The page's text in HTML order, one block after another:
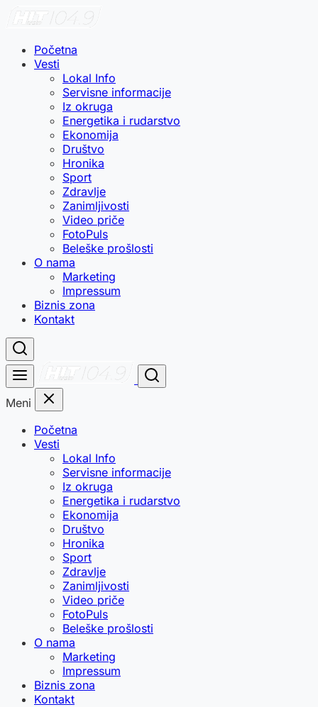
Početna
Vesti
Lokal Info
Servisne informacije
Iz okruga
Energetika i rudarstvo
Ekonomija
Društvo
Hronika
Sport
Zdravlje
Zanimljivosti
Video priče
FotoPuls
Beleške prošlosti
O nama
Marketing
Impressum
Biznis zona
Kontakt
Meni
Početna
Vesti
Lokal Info
Servisne informacije
Iz okruga
Energetika i rudarstvo
Ekonomija
Društvo
Hronika
Sport
Zdravlje
Zanimljivosti
Video priče
FotoPuls
Beleške prošlosti
O nama
Marketing
Impressum
Biznis zona
Kontakt